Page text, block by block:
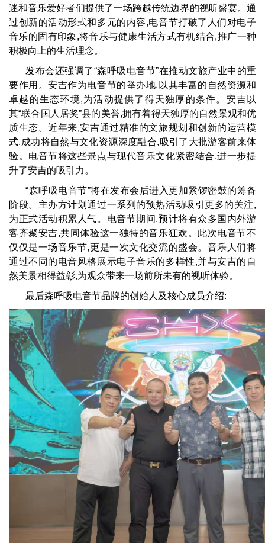
迷和音乐爱好者们提供了一场跨越传统边界的视听盛宴。通
过创新的活动形式和多元的内容,电音节打破了人们对电子
音乐的固有印象,将音乐与健康生活方式有机结合,推广一种
积极向上的生活理念。
发布会还强调了“森呼吸电音节”在推动文旅产业中的重
要作用。安吉作为电音节的举办地,以其丰富的自然资源和
卓越的生态环境,为活动提供了得天独厚的条件。安吉以
其“联合国人居奖”县的美誉,拥有着得天独厚的自然景观和优
质生态。近年来,安吉通过精准的文旅规划和创新的运营模
式,成功将自然与文化资源深度融合,吸引了大批游客前来体
验。电音节将这些景点与现代音乐文化紧密结合,进一步提
升了安吉的吸引力。
“森呼吸电音节”将在发布会后进入更加紧锣密鼓的筹备
阶段。主办方计划通过一系列的预热活动吸引更多的关注,
为正式活动积累人气。电音节期间,预计将有众多国内外游
客齐聚安吉,共同体验这一独特的音乐狂欢。此次电音节不
仅仅是一场音乐节,更是一次文化交流的盛会。音乐人们将
通过不同的电音风格展示电子音乐的多样性,并与安吉的自
然美景相得益彰,为观众带来一场前所未有的视听体验。
最后森呼吸电音节品牌的创始人及核心成员介绍: